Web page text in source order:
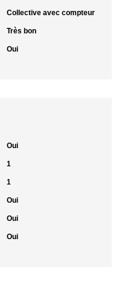
Collective avec compteur
Très bon
Oui
Oui
1
1
Oui
Oui
Oui